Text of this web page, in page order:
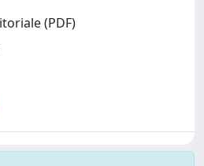
(PDF)